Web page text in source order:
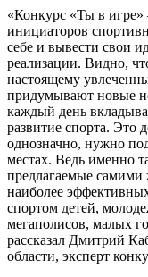
«Конкурс «Ты в игре»
инициаторов
себе и вывести свои
реализации. Видно,
настоящему
придумывают новые
каждый день
развитие спорта. Это
однозначно, нужно
местах. Ведь именно
предлагаемые самими
наиболее
спортом детей,
мегаполисов, малых
рассказал Дмитрий
области, эксперт